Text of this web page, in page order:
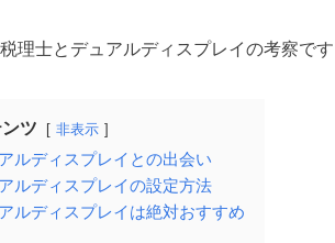
理士とデュアルディスプレイの考察です
ツ 非表示
ルディスプレイとの出会い
ルディスプレイの設定方法
ルディスプレイは絶対おすすめ